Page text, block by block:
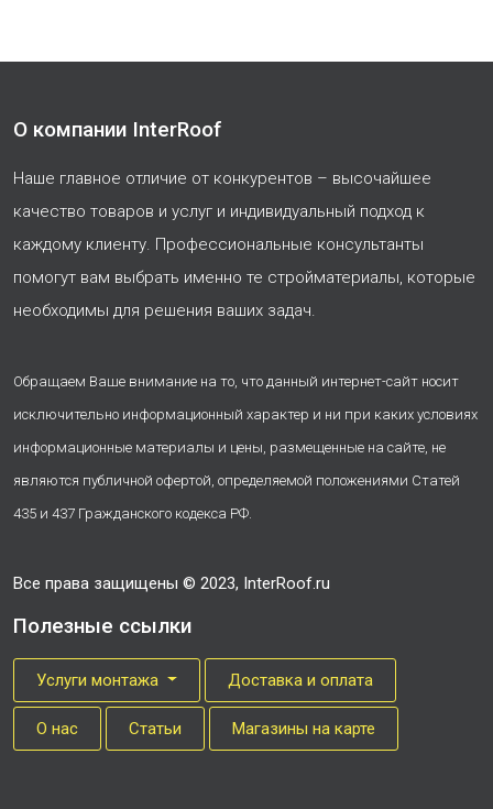
О компании InterRoof
Наше главное отличие от конкурентов – высочайшее
качество товаров и услуг и индивидуальный подход к
каждому клиенту. Профессиональные консультанты
помогут вам выбрать именно те стройматериалы, которые
необходимы для решения ваших задач.
Обращаем Ваше внимание на то, что данный интернет-сайт носит
исключительно информационный характер и ни при каких условиях
информационные материалы и цены, размещенные на сайте, не
являются публичной офертой, определяемой положениями Статей
435 и 437 Гражданского кодекса РФ.
Все права защищены © 2023, InterRoof.ru
Полезные ссылки
Услуги монтажа Доставка и оплата
О нас Cтатьи Магазины на карте